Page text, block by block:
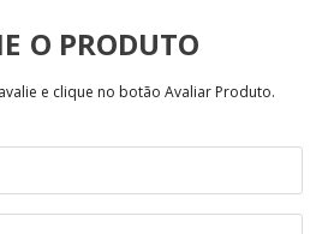
e clique no botão Avaliar Produto.